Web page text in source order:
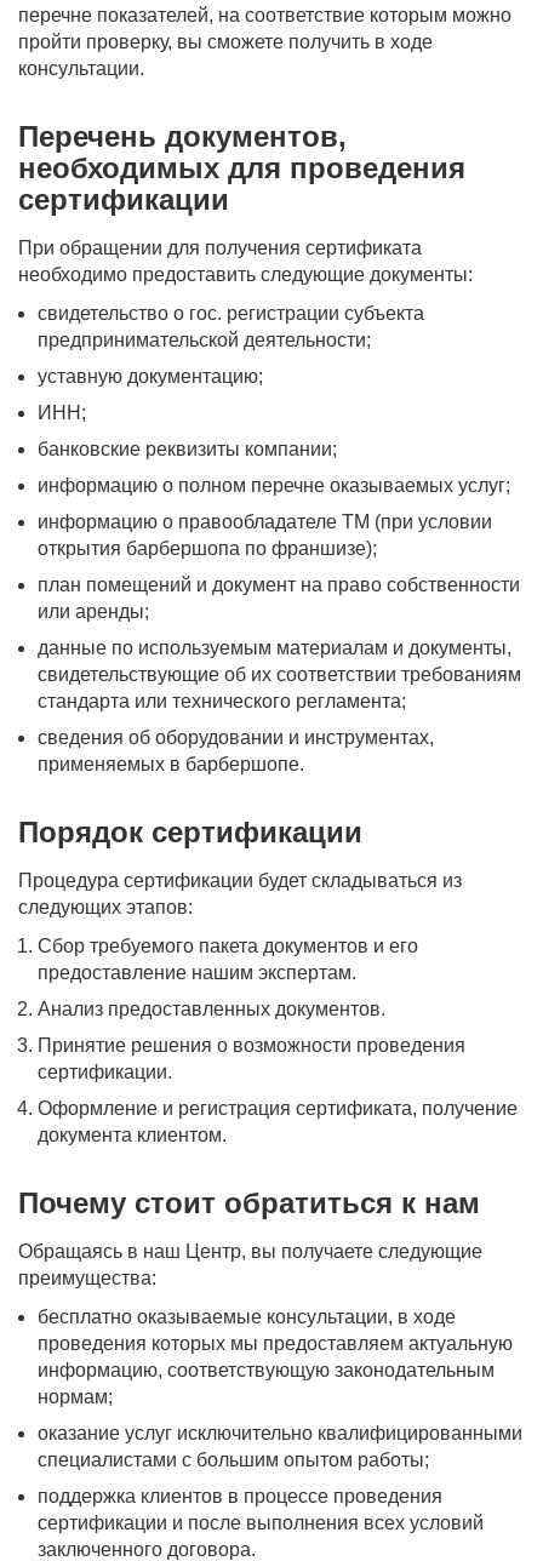
перечне показателей, на соответствие которым можно
пройти проверку, вы сможете получить в ходе
консультации.
Перечень документов,
необходимых для проведения
сертификации
При обращении для получения сертификата
необходимо предоставить следующие документы:
свидетельство о гос. регистрации субъекта
предпринимательской деятельности;
уставную документацию;
ИНН;
банковские реквизиты компании;
информацию о полном перечне оказываемых услуг;
информацию о правообладателе ТМ (при условии
открытия барбершопа по франшизе);
план помещений и документ на право собственности
или аренды;
данные по используемым материалам и документы,
свидетельствующие об их соответствии требованиям
стандарта или технического регламента;
сведения об оборудовании и инструментах,
применяемых в барбершопе.
Порядок сертификации
Процедура сертификации будет складываться из
следующих этапов:
Сбор требуемого пакета документов и его
предоставление нашим экспертам.
Анализ предоставленных документов.
Принятие решения о возможности проведения
сертификации.
Оформление и регистрация сертификата, получение
документа клиентом.
Почему стоит обратиться к нам
Обращаясь в наш Центр, вы получаете следующие
преимущества:
бесплатно оказываемые консультации, в ходе
проведения которых мы предоставляем актуальную
информацию, соответствующую законодательным
нормам;
оказание услуг исключительно квалифицированными
специалистами с большим опытом работы;
поддержка клиентов в процессе проведения
сертификации и после выполнения всех условий
заключенного договора.